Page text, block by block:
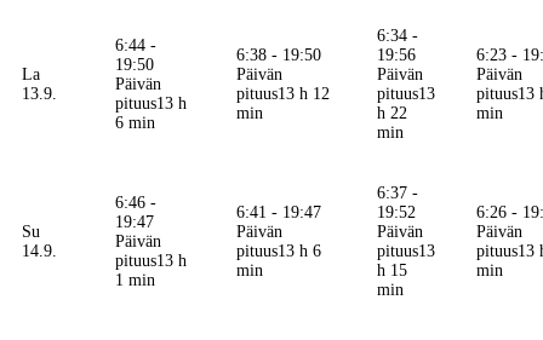
La
13.9.
6:44 -
19:50
Päivän
pituus13 h
6 min
6:38 - 19:50
Päivän
pituus13 h 12
min
6:34 -
19:56
Päivän
pituus13
h 22
min
6:23 -
Päivän
pituus13
min
Su
14.9.
6:46 -
19:47
Päivän
pituus13 h
1 min
6:41 - 19:47
Päivän
pituus13 h 6
min
6:37 -
19:52
Päivän
pituus13
h 15
min
6:26 -
Päivän
pituus13
min